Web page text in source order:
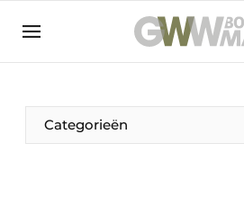
NL EN
Categorieën